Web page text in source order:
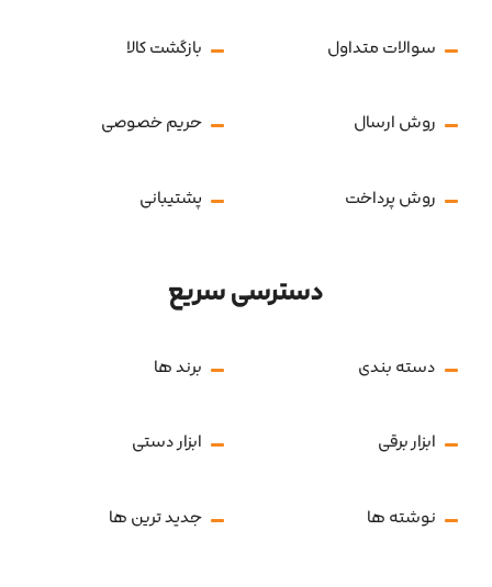
سوالات متداول بازگشت کالا
روش ارسال حریم خصوصی
روش پرداخت پشتیبانی
دسترسی سریع
دسته بندی برند ها
ابزار برقی ابزار دستی
نوشته ها جدید ترین ها